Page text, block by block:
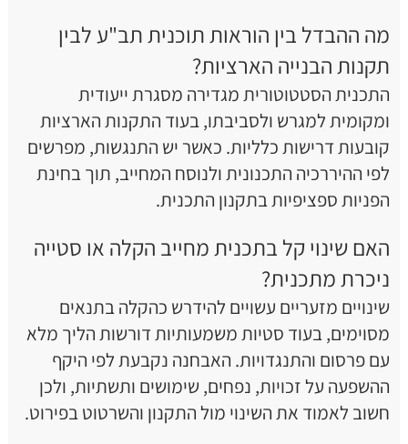
מה ההבדל בין הוראות תוכנית תב"ע לבין
תקנות הבנייה הארציות?
התכנית הסטטוטורית מגדירה מסגרת ייעודית
ומקומית למגרש ולסביבתו, בעוד התקנות הארציות
קובעות דרישות כלליות. כאשר יש התנגשות, מפרשים
לפי ההיררכיה התכנונית ולנוסח המחייב, תוך בחינת
הפניות ספציפיות בתקנון התכנית.
האם שינוי קל בתכנית מחייב הקלה או סטייה
ניכרת מתכנית?
שינויים מזעריים עשויים להידרש כהקלה בתנאים
מסוימים, בעוד סטיות משמעותיות דורשות הליך מלא
עם פרסום והתנגדויות. האבחנה נקבעת לפי היקף
ההשפעה על זכויות, נפחים, שימושים ותשתיות, ולכן
חשוב לאמוד את השינוי מול התקנון והשרטוט בפירוט.